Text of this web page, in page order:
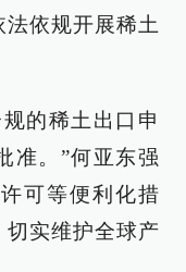
依规开展稀土
的稀土出口申
准。”何亚东强
可等便利化措
切实维护全球产